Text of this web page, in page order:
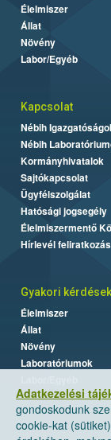
Adatkezelési
gondoskodunk
cookie-kat
Élelmiszer
Állat
Növény
Labor/Egyéb
Kapcsolat
Nébih
Nébih
Kormányhivatalok
Sajtókapcsolat
Ügyfélszolgálat
Hatósági jogsegély
Élelmiszermentő
Hírlevél feliratkozás
Gyakori kérdések
Élelmiszer
Állat
Növény
Laboratóriumok